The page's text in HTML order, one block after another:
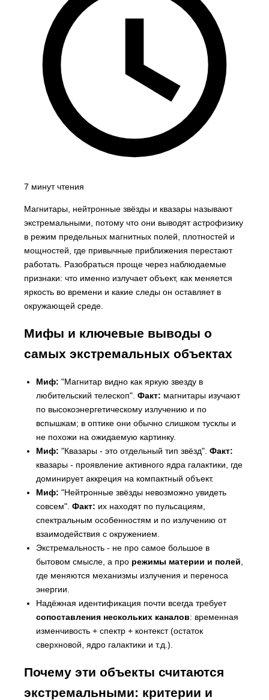
7 минут чтения
Магнитары, нейтронные звёзды и квазары называют
экстремальными, потому что они выводят астрофизику
в режим предельных магнитных полей, плотностей и
мощностей, где привычные приближения перестают
работать. Разобраться проще через наблюдаемые
признаки: что именно излучает объект, как меняется
яркость во времени и какие следы он оставляет в
окружающей среде.
Мифы и ключевые выводы о
самых экстремальных объектах
Миф: "Магнитар видно как яркую звезду в
любительский телескоп". Факт: магнитары изучают
по высокоэнергетическому излучению и по
вспышкам; в оптике они обычно слишком тусклы и
не похожи на ожидаемую картинку.
Миф: "Квазары - это отдельный тип звёзд". Факт:
квазары - проявление активного ядра галактики, где
доминирует аккреция на компактный объект.
Миф: "Нейтронные звёзды невозможно увидеть
совсем". Факт: их находят по пульсациям,
спектральным особенностям и по излучению от
взаимодействия с окружением.
Экстремальность - не про самое большое в
бытовом смысле, а про режимы материи и полей
где меняются механизмы излучения и переноса
энергии.
Надёжная идентификация почти всегда требует
сопоставления нескольких каналов: временная
изменчивость + спектр + контекст (остаток
сверхновой, ядро галактики и т.д.).
Почему эти объекты считаются
экстремальными: критерии и